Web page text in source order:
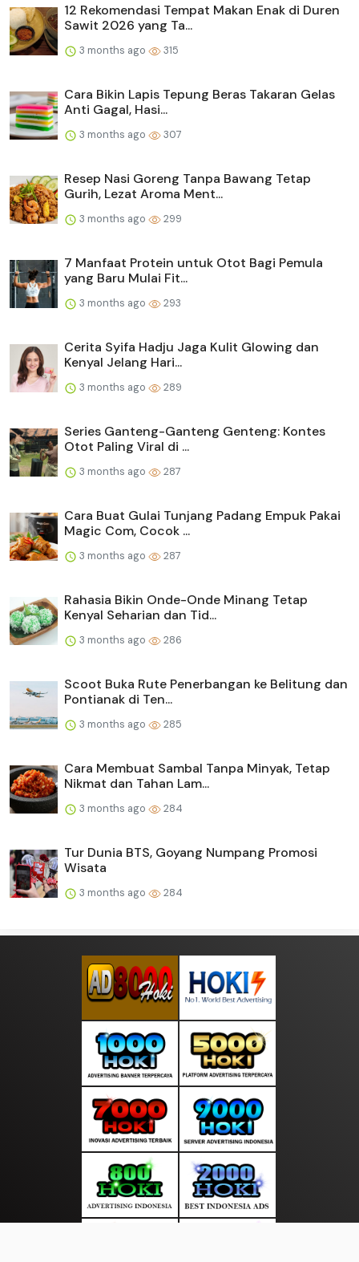
12 Rekomendasi Tempat Makan Enak di Duren
Sawit 2026 yang Ta...
3 months ago 315
Cara Bikin Lapis Tepung Beras Takaran Gelas
Anti Gagal, Hasi...
3 months ago 307
Resep Nasi Goreng Tanpa Bawang Tetap
Gurih, Lezat Aroma Ment...
3 months ago 299
7 Manfaat Protein untuk Otot Bagi Pemula
yang Baru Mulai Fit...
3 months ago 293
Cerita Syifa Hadju Jaga Kulit Glowing dan
Kenyal Jelang Hari...
3 months ago 289
Series Ganteng-Ganteng Genteng: Kontes
Otot Paling Viral di ...
3 months ago 287
Cara Buat Gulai Tunjang Padang Empuk Pakai
Magic Com, Cocok ...
3 months ago 287
Rahasia Bikin Onde-Onde Minang Tetap
Kenyal Seharian dan Tid...
3 months ago 286
Scoot Buka Rute Penerbangan ke Belitung dan
Pontianak di Ten...
3 months ago 285
Cara Membuat Sambal Tanpa Minyak, Tetap
Nikmat dan Tahan Lam...
3 months ago 284
Tur Dunia BTS, Goyang Numpang Promosi
Wisata
3 months ago 284